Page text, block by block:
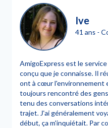
Ive
41 ans -
AmigoExpress est le
conçu que je connaisse. Il
ont à cœur l'environnement
toujours rencontré des
tenu des conversations
trajet. J'ai généralement
début, ça m'inquiétait. Par